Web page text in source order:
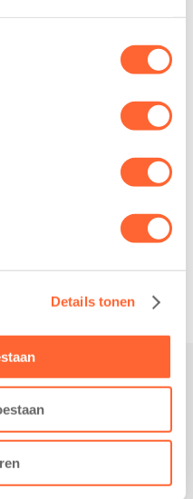
Details tonen
Kids First
realisatie van een
Leeuwarden Zuid.